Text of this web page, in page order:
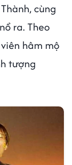
cùng
ra. Theo
hâm mộ
tượng